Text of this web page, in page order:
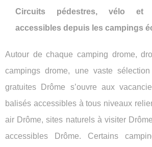
Circuits pédestres, vélo et
accessibles depuis les campings
Autour de chaque camping drome,
campings drome, une vaste
gratuites Drôme s’ouvre aux
balisés accessibles à tous niveaux
air Drôme, sites naturels à visiter
accessibles Drôme. Certains